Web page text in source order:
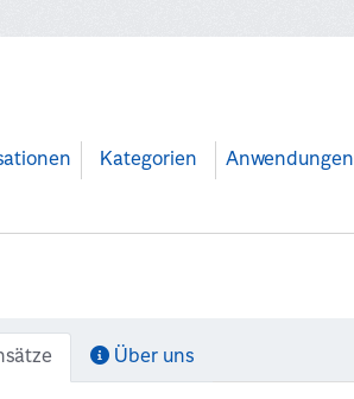
Kategorien Anwendungen
Über uns